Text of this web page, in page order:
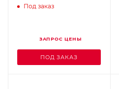
Под заказ
ЗАПРОС ЦЕНЫ
ПОД ЗАКАЗ